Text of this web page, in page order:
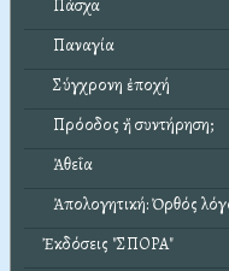
Πάσχα
Παναγία
Σύγχρονη ἐποχή
Πρόοδος ἤ συντήρηση;
Ἀθεΐα
Ἀπολογητική: Ὀρθός
Ἐκδόσεις "ΣΠΟΡΑ"